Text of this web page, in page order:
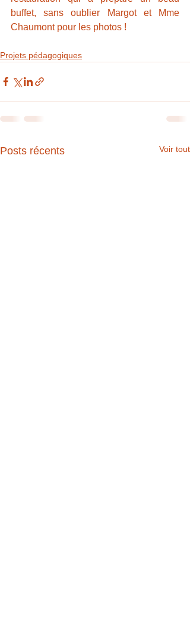
buffet, sans oublier Margot et Mme
Chaumont pour les photos !
Projets pédagogiques
Posts récents Voir tout